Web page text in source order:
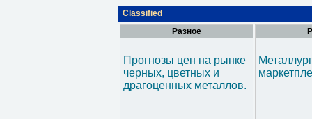
Classified
Разное
Прогнозы цен на рынке
черных, цветных и
драгоценных металлов.